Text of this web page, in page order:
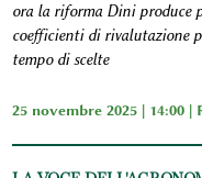
ora la riforma Dini produce
coefficienti di rivalutazione
tempo di scelte
25 novembre 2025 | 14:00 |